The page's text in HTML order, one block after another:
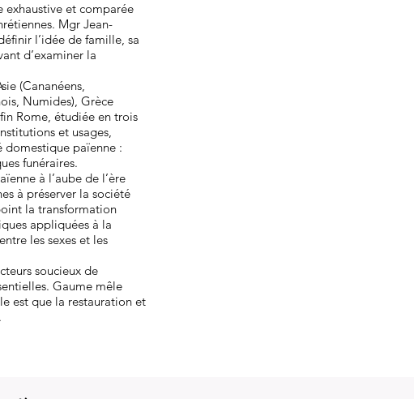
et comparée
Mgr Jean-
l’idée de famille, sa
d’examiner la
(Cananéens,
Numides), Grèce
Rome, étudiée en trois
et usages,
domestique païenne :
funéraires.
à l’aube de l’ère
à préserver la société
la transformation
appliquées à la
les sexes et les
soucieux de
Gaume mêle
est que la restauration et